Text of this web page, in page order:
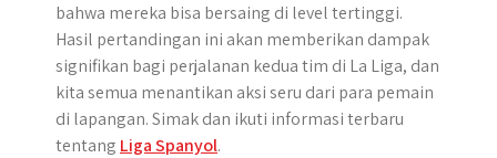
bahwa mereka bisa bersaing di level tertinggi.
Hasil pertandingan ini akan memberikan dampak
signifikan bagi perjalanan kedua tim di La Liga, dan
kita semua menantikan aksi seru dari para pemain
di lapangan. Simak dan ikuti informasi terbaru
tentang Liga Spanyol.